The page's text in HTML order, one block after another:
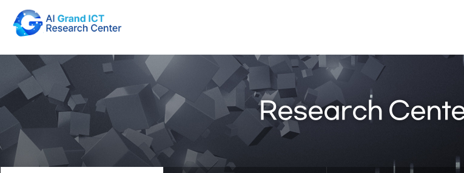
Research